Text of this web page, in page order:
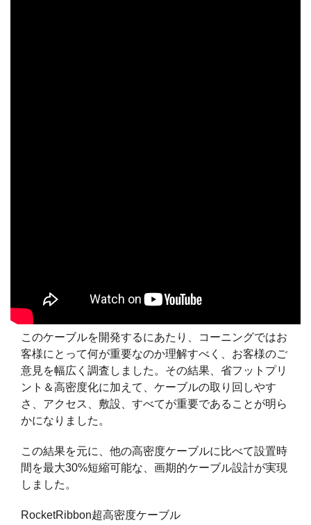
このケーブルを開発するにあたり、コーニングではお
客様にとって何が重要なのか理解すべく、お客様のご
意見を幅広く調査しました。その結果、省フットプリ
ント＆高密度化に加えて、ケーブルの取り回しやす
さ、アクセス、敷設、すべてが重要であることが明ら
かになりました。
この結果を元に、他の高密度ケーブルに比べて設置時
間を最大30%短縮可能な、画期的ケーブル設計が実現
しました。
RocketRibbon超高密度ケーブル